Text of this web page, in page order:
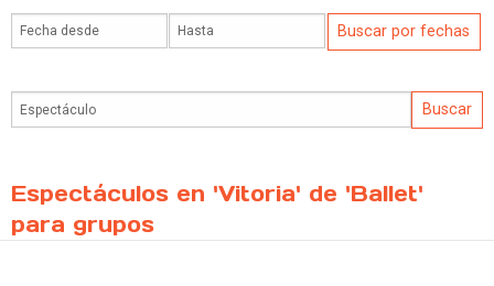
Espectáculos en 'Vitoria' de 'Ballet'
para grupos